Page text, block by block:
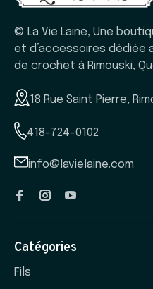
© La Vie Laine, Une
et d’accessoires dédiée
de crochet à Rimouski,
18 Rue Saint Pierre,
418-724-0102
info@lavielaine.com
Catégories
Fils